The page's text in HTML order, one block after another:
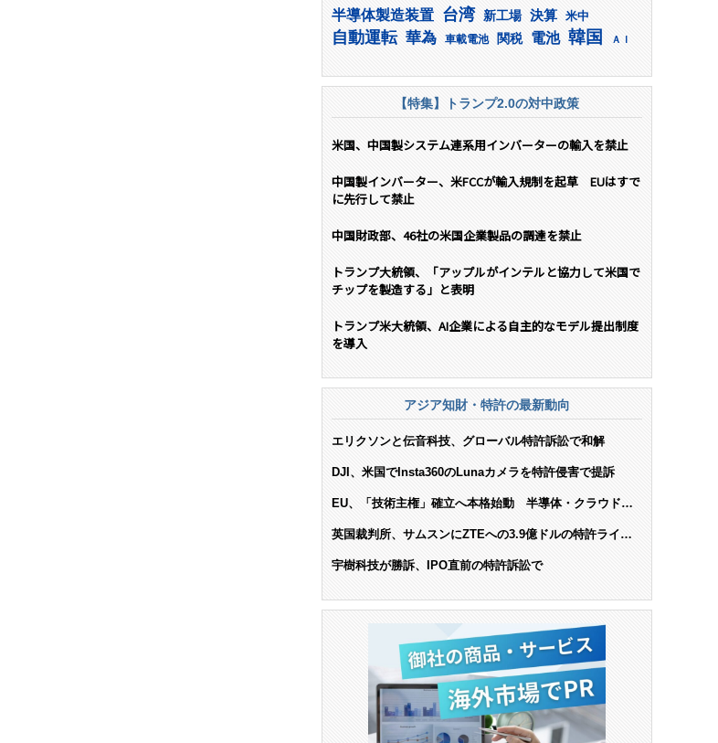
半導体製造装置 台湾 新工場 決算 米中
自動運転 華為 車載電池 関税 電池 韓国 ＡＩ
【特集】トランプ2.0の対中政策
米国、中国製システム連系用インバーターの輸入を禁止
中国製インバーター、米FCCが輸入規制を起草 EUはすで
に先行して禁止
中国財政部、46社の米国企業製品の調達を禁止
トランプ大統領、「アップルがインテルと協力して米国で
チップを製造する」と表明
トランプ米大統領、AI企業による自主的なモデル提出制度
を導入
アジア知財・特許の最新動向
エリクソンと伝音科技、グローバル特許訴訟で和解
DJI、米国でInsta360のLunaカメラを特許侵害で提訴
EU、「技術主権」確立へ本格始動 半導体・クラウド・
英国裁判所、サムスンにZTEへの3.9億ドルの特許ライセ
宇樹科技が勝訴、IPO直前の特許訴訟で